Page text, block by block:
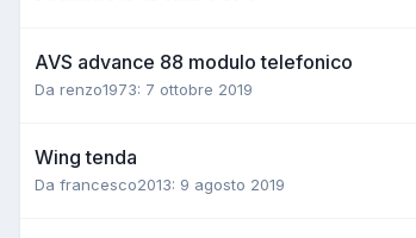
AVS advance 88 modulo telefonico
Da renzo1973: 7 ottobre 2019
Wing tenda
Da francesco2013: 9 agosto 2019